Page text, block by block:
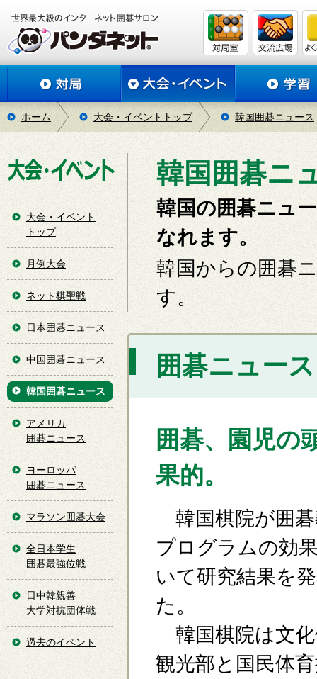
ホーム 大会・イベントトップ 韓国囲碁ニュース
韓国囲碁ニ
韓国の囲碁ニュ
なれます。
韓国からの囲碁
す。
囲碁ニュー
囲碁、園児の
果的。
韓国棋院が囲
プログラムの効
いて研究結果を
た。
韓国棋院は文
観光部と国民体
大会・イベント
トップ
月例大会
ネット棋聖戦
日本囲碁ニュース
中国囲碁ニュース
韓国囲碁ニュース
アメリカ
囲碁ニュース
ヨーロッパ
囲碁ニュース
マラソン囲碁大会
全日本学生
囲碁最強位戦
日中韓親善
大学対抗団体戦
過去のイベント